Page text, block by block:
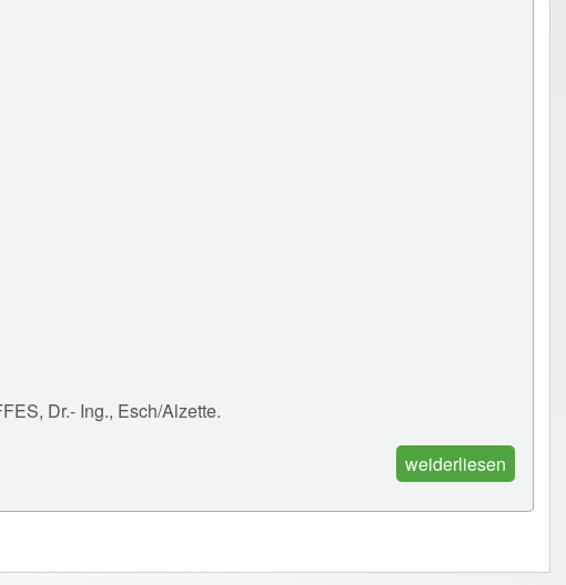
Dr.- Ing., Esch/Alzette.
weiderliesen